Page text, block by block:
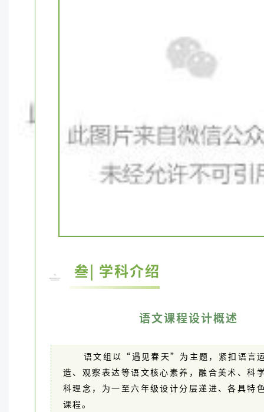
叁| 学科介绍
语文课程设计概述
语文组以“遇见春天”为主题，紧扣语言
造、观察表达等语文核心素养，融合美术、科
科理念，为一至六年级设计分层递进、各具特
课程。